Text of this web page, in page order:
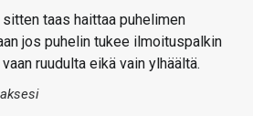
taas haittaa puhelimen
jos puhelin tukee ilmoituspalkin
ruudulta eikä vain ylhäältä.